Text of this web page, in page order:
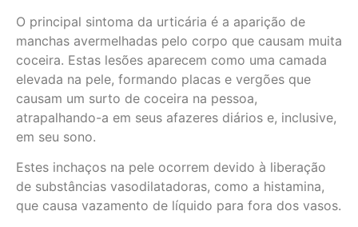
O principal sintoma da urticária é a aparição de
manchas avermelhadas pelo corpo que causam muita
coceira. Estas lesões aparecem como uma camada
elevada na pele, formando placas e vergões que
causam um surto de coceira na pessoa,
atrapalhando-a em seus afazeres diários e, inclusive,
em seu sono.
Estes inchaços na pele ocorrem devido à liberação
de substâncias vasodilatadoras, como a histamina,
que causa vazamento de líquido para fora dos vasos.